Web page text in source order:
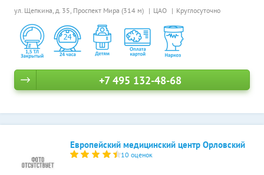
ул. Щепкина, д. 35, Проспект Мира (314 м) ЦАО Круглосуточно
+7 495 132-48-68
Европейский медицинский центр Орловский
10 оценок